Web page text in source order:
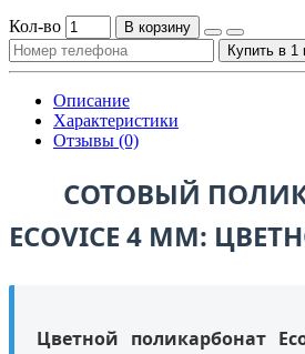
Кол-во
В корзину
Купить в 1
Описание
Характеристики
Отзывы (0)
СОТОВЫЙ
ECOVICE 4 ММ:
Цветной поликарбонат